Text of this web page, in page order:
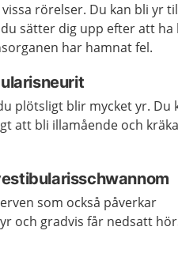
rörelser. Du kan bli yr
sätter dig upp efter att ha
har hamnat fel.
plötsligt blir mycket yr. Du
att bli illamående och
som också påverkar
och gradvis får nedsatt